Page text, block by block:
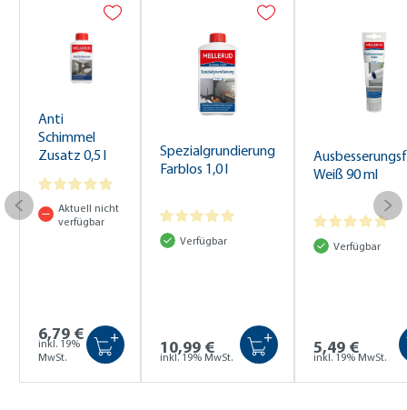
Anti
Schimmel
Zusatz 0,5 l
Aktuell nicht
verfügbar
6,79 €
inkl. 19%
MwSt.
+
Spezialgrundierung
Farblos 1,0 l
Verfügbar
10,99 €
inkl. 19% MwSt.
+
Weiß 90 ml
Verfügbar
5,49 €
inkl. 19% MwSt.